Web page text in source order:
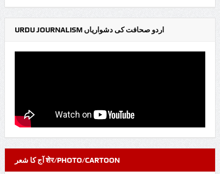
URDU JOURNALISM اردو صحافت کی دشواریاں
آج کا شعر शेर/PHOTO/CARTOON